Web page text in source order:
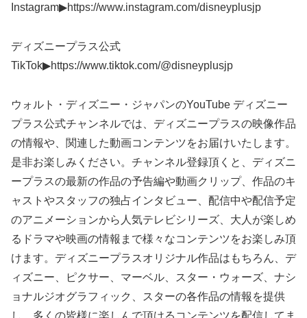
Instagram▶︎https://www.instagram.com/disneyplusjp
ディズニープラス公式
TikTok▶︎https://www.tiktok.com/@disneyplusjp
ウォルト・ディズニー・ジャパンのYouTube ディズニー
プラス公式チャンネルでは、ディズニープラスの映像作品
の情報や、関連した動画コンテンツをお届けいたします。
是非お楽しみください。チャンネル登録頂くと、ディズニ
ープラスの最新の作品の予告編や動画クリップ、作品のキ
ャストやスタッフの独占インタビュー、配信中や配信予定
のアニメーションから人気テレビシリーズ、大人が楽しめ
るドラマや映画の情報まで様々なコンテンツをお楽しみ頂
けます。ディズニープラスオリジナル作品はもちろん、デ
ィズニー、ピクサー、マーベル、スター・ウォーズ、ナシ
ョナルジオグラフィック、スターの各作品の情報を提供
し、多くの皆様に楽しんで頂けるコンテンツを配信してま